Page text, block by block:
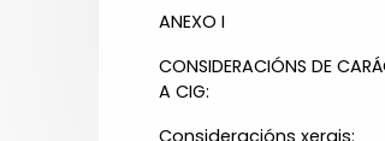
ANEXO I
CONSIDERACIÓNS DE
A CIG: